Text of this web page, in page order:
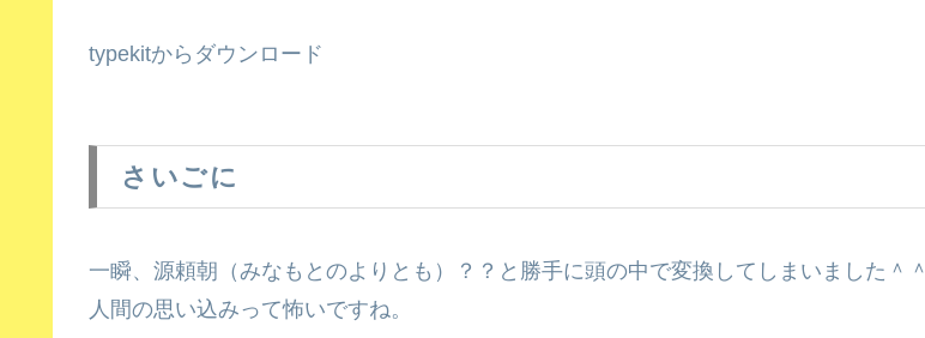
typekitからダウンロード
さいごに
一瞬、源頼朝（みなもとのよりとも）？？と勝手に頭の中で変換してしまいました＾＾
人間の思い込みって怖いですね。